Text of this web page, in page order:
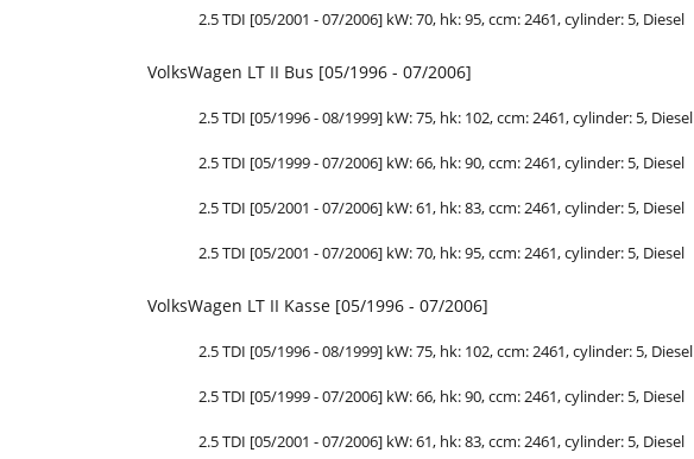
2.5 TDI [05/2001 - 07/2006] kW: 70, hk: 95, ccm: 2461, cylinder: 5, Diesel
VolksWagen LT II Bus [05/1996 - 07/2006]
2.5 TDI [05/1996 - 08/1999] kW: 75, hk: 102, ccm: 2461, cylinder: 5, Diesel
2.5 TDI [05/1999 - 07/2006] kW: 66, hk: 90, ccm: 2461, cylinder: 5, Diesel
2.5 TDI [05/2001 - 07/2006] kW: 61, hk: 83, ccm: 2461, cylinder: 5, Diesel
2.5 TDI [05/2001 - 07/2006] kW: 70, hk: 95, ccm: 2461, cylinder: 5, Diesel
VolksWagen LT II Kasse [05/1996 - 07/2006]
2.5 TDI [05/1996 - 08/1999] kW: 75, hk: 102, ccm: 2461, cylinder: 5, Diesel
2.5 TDI [05/1999 - 07/2006] kW: 66, hk: 90, ccm: 2461, cylinder: 5, Diesel
2.5 TDI [05/2001 - 07/2006] kW: 61, hk: 83, ccm: 2461, cylinder: 5, Diesel